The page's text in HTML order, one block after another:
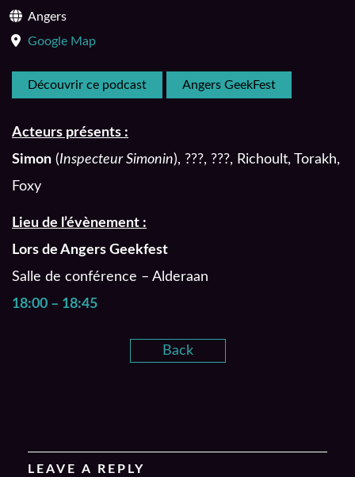
Angers
Google Map
Découvrir ce podcast Angers GeekFest
Acteurs présents :
Simon (Inspecteur Simonin), ???, ???, Richoult, Torakh,
Foxy
Lieu de l’évènement :
Lors de Angers Geekfest
Salle de conférence – Alderaan
18:00 – 18:45
Back
LEAVE A REPLY